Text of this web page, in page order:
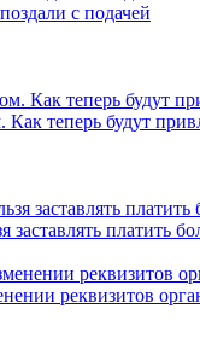
с подачей
теперь будут
платить
реквизитов